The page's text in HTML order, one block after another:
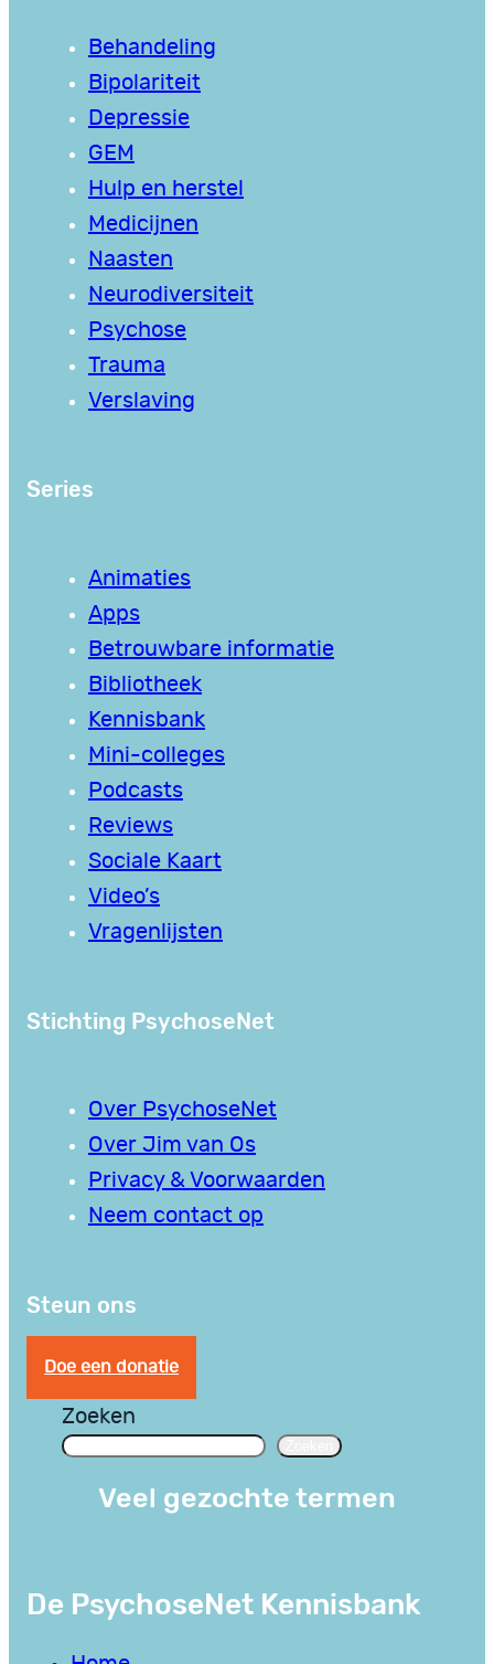
Behandeling
Bipolariteit
Depressie
GEM
Hulp en herstel
Medicijnen
Naasten
Neurodiversiteit
Psychose
Trauma
Verslaving
Series
Animaties
Apps
Betrouwbare informatie
Bibliotheek
Kennisbank
Mini-colleges
Podcasts
Reviews
Sociale Kaart
Video’s
Vragenlijsten
Stichting PsychoseNet
Over PsychoseNet
Over Jim van Os
Privacy & Voorwaarden
Neem contact op
Steun ons
Doe een donatie
Zoeken
Veel gezochte termen
De PsychoseNet Kennisbank